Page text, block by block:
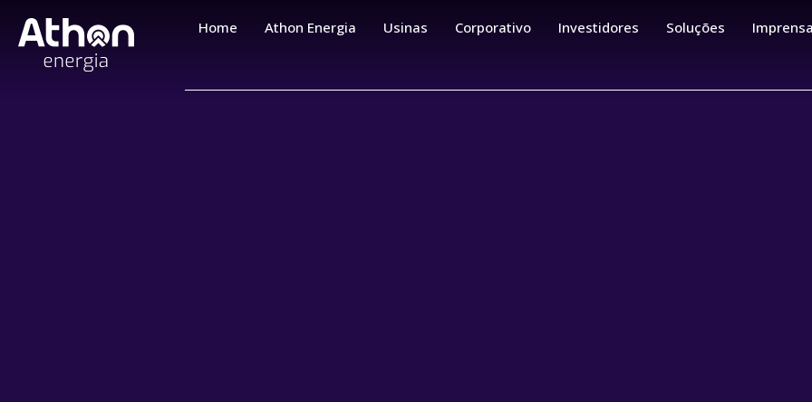
Home Athon Energia Usinas Corporativo Investidores Soluções Imprensa